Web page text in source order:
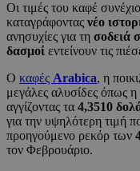
Οι τιμές του καφέ
καταγράφοντας νέο
ανησυχίες για τη σοδειά
δασμοί εντείνουν τις
Ο καφές Arabica, η
μεγάλες αλυσίδες όπως
αγγίζοντας τα 4,3510
για την υψηλότερη τιμή
προηγούμενο ρεκόρ των
τον Φεβρουάριο.